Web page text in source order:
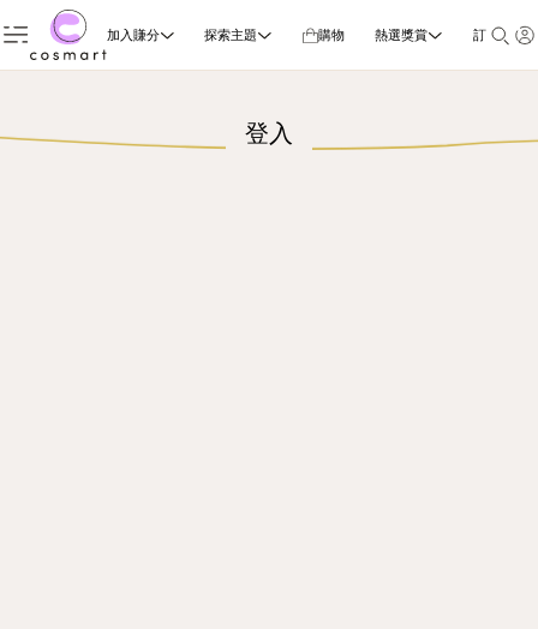
加入賺分 探索主題 購物 熱選獎賞 訂閱雜誌
登入